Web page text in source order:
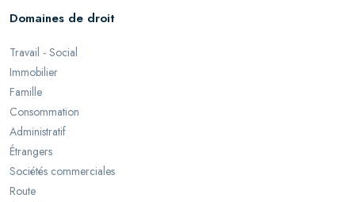
Domaines de droit
Travail - Social
Immobilier
Famille
Consommation
Administratif
Étrangers
Sociétés commerciales
Route